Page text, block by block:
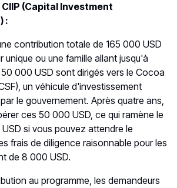
(Capital Investment
:
contribution totale de 165 000 USD
unique ou une famille allant jusqu'à
000 USD sont dirigés vers le Cocoa
un véhicule d'investissement
le gouvernement. Après quatre ans,
ces 50 000 USD, ce qui ramène le
si vous pouvez attendre le
frais de diligence raisonnable pour les
de 8 000 USD.
au programme, les demandeurs